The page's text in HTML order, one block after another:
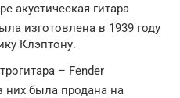
акустическая гитара
изготовлена в 1939 году
Клэптону.
– Fender
них была продана на